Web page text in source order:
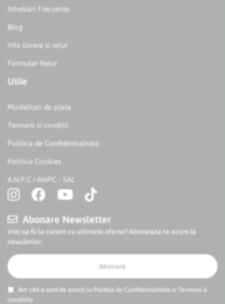
Intrebari Frecvente
Blog
Info livrare si retur
Formular Retur
Utile
Modalitati de plata
Termeni si conditii
Politica de Confidentialitate
Politica Cookies
A.N.P.C / ANPC - SAL
Abonare Newsletter
Vrei sa fii la curent cu ultimele oferte? Aboneaza-te acum la
newsletter.
Abonare
Am citit si sunt de acord cu Politica de Confidentialitate si
Termeni si
conditiile